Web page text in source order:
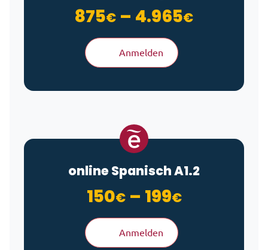
875€ – 4.965€
Anmelden
online Spanisch A1.2
150€ – 199€
Anmelden